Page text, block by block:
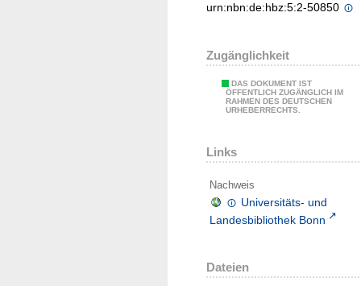
urn:nbn:de:hbz:5:2-50850
Zugänglichkeit
DAS DOKUMENT IST
ÖFFENTLICH ZUGÄNGLICH IM
RAHMEN DES DEUTSCHEN
URHEBERRECHTS.
Links
Nachweis
Universitäts- und
Landesbibliothek Bonn
Dateien